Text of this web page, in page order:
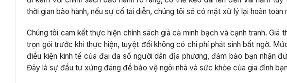
thời gian bảo hành, nếu sự cố tái diễn, chúng tôi sẽ có mặt xử lý lại hoàn toàn
Chúng tôi cam kết thực hiện chính sách giá cả minh bạch và cạnh tranh.
trọn gói trước khi thực hiện, tuyệt đối không có chi phí phát sinh bất ngờ.
điều kiện kinh tế của đại đa số người dân địa phương, đảm bảo bạn nhận
Đây là sự đầu tư xứng đáng để bảo vệ ngôi nhà và sức khỏe của gia đình